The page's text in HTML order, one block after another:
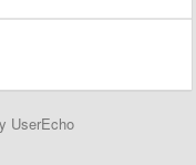
UserEcho